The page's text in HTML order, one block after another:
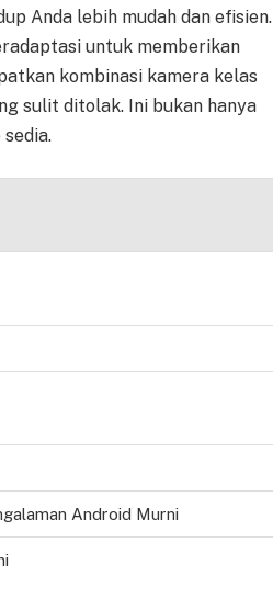
Anda lebih mudah dan efisien.
untuk memberikan
kombinasi kamera kelas
sulit ditolak. Ini bukan hanya
Android Murni